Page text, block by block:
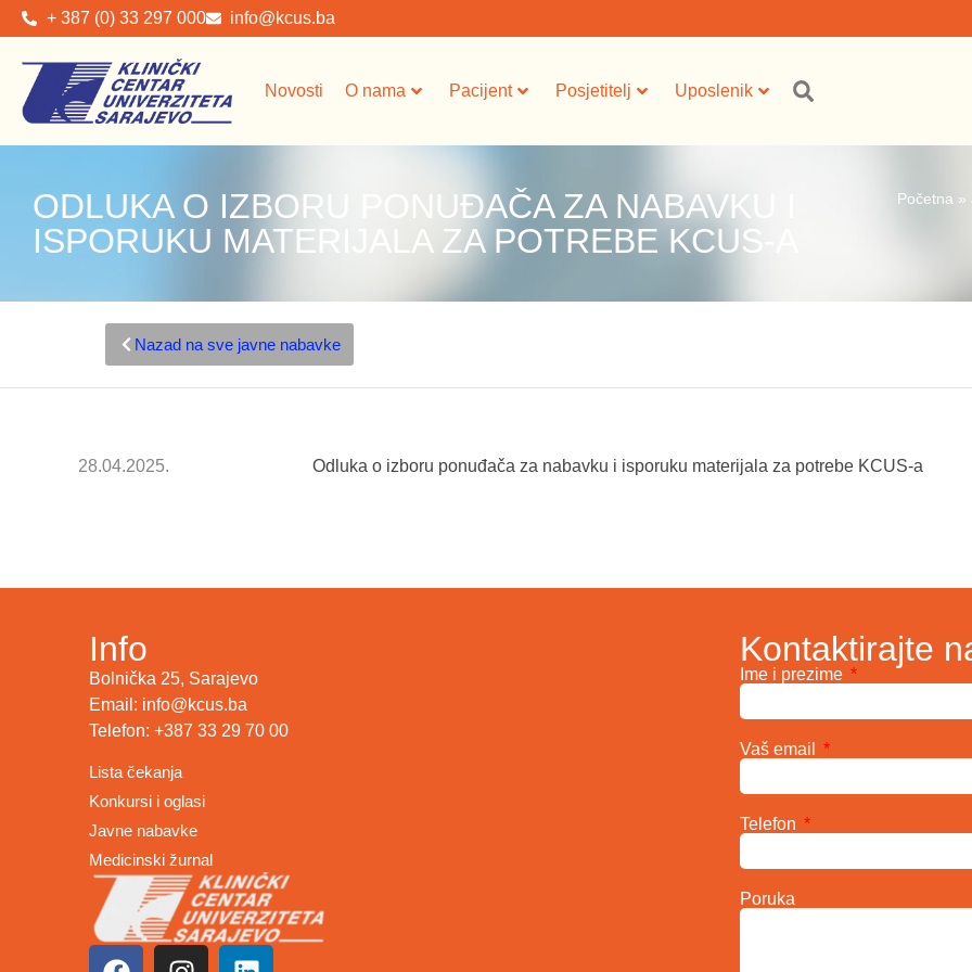
+ 387 (0) 33 297 000 info@kcus.ba
Novosti O nama Pacijent Posjetitelj Uposlenik
ODLUKA O IZBORU PONUĐAČA ZA NABAVKU I
ISPORUKU MATERIJALA ZA POTREBE KCUS-A
Početna»
Nazad na sve javne nabavke
28.04.2025. Odluka o izboru ponuđača za nabavku i isporuku materijala za potrebe KCUS-a
Info
Bolnička 25, Sarajevo
Email: info@kcus.ba
Telefon: +387 33 29 70 00
Lista čekanja
Konkursi i oglasi
Javne nabavke
Medicinski žurnal
Kontaktirajte
Ime i prezime
Vaš email
Telefon
Poruka